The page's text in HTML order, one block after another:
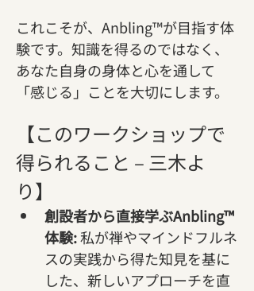
これこそが、Anbling™が目指す体
験です。知識を得るのではなく、
あなた自身の身体と心を通して
「感じる」ことを大切にします。
【このワークショップで
得られること – 三木よ
り】
創設者から直接学ぶAnbling™
体験: 私が禅やマインドフルネ
スの実践から得た知見を基に
した、新しいアプローチを直